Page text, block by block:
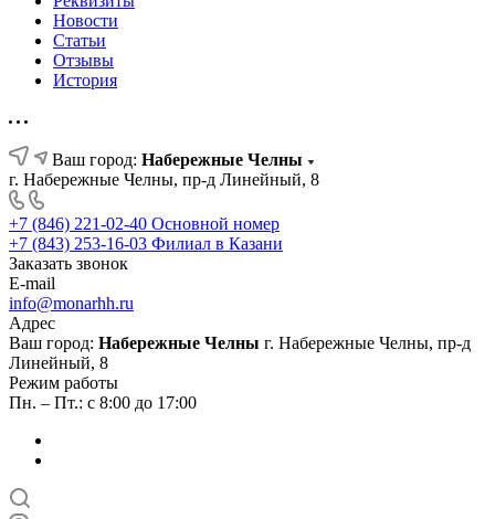
Новости
Статьи
Отзывы
История
Ваш город: Набережные Челны
г. Набережные Челны, пр-д Линейный, 8
+7 (846) 221-02-40 Основной номер
+7 (843) 253-16-03 Филиал в Казани
Заказать звонок
E-mail
info@monarhh.ru
Адрес
Ваш город: Набережные Челны г. Набережные Челны, пр-д
Линейный, 8
Режим работы
Пн. – Пт.: с 8:00 до 17:00